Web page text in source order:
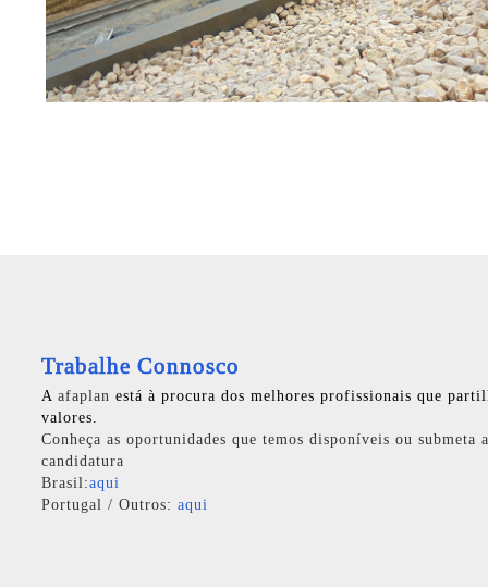
Trabalhe Connosco
A afaplan está à procura dos melhores profissionais que
valores.
Conheça as oportunidades que temos disponíveis ou submeta
candidatura
Brasil:aqui
Portugal / Outros: aqui